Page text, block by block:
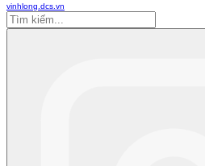
vinhlong.dcs.vn